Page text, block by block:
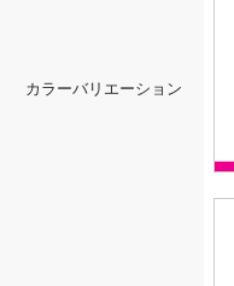
カラーバリエーション